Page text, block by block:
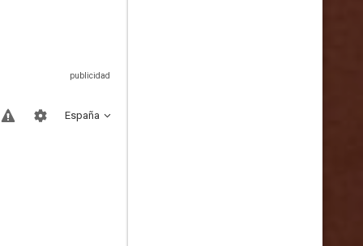
España